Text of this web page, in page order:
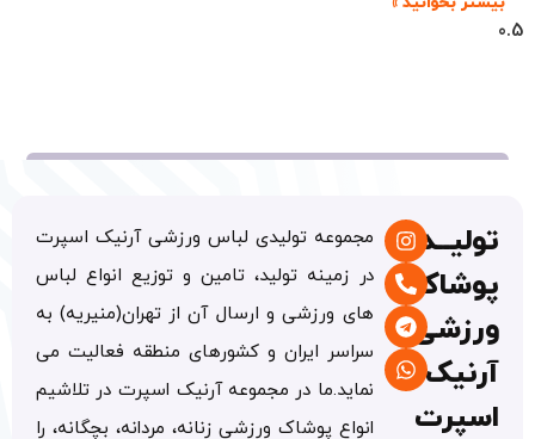
تولیــدی
پوشاک
ورزشی
آرنیک
اسپرت
مجموعه تولیدی لباس ورزشی آرنیک اسپرت
در زمینه تولید، تامین و توزیع انواع لباس
های ورزشی و ارسال آن از تهران(منیریه) به
سراسر ایران و کشورهای منطقه فعالیت می
نماید.ما در مجموعه آرنیک اسپرت در تلاشیم
انواع پوشاک ورزشی زنانه، مردانه، بچگانه، را